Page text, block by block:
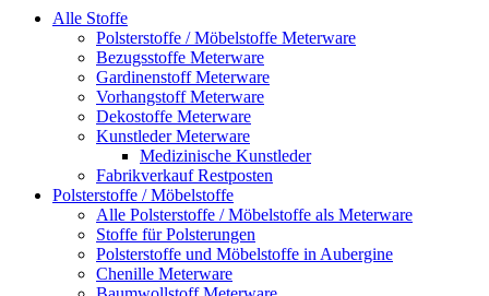
Alle Stoffe
Polsterstoffe / Möbelstoffe Meterware
Bezugsstoffe Meterware
Gardinenstoff Meterware
Vorhangstoff Meterware
Dekostoffe Meterware
Kunstleder Meterware
Medizinische Kunstleder
Fabrikverkauf Restposten
Polsterstoffe / Möbelstoffe
Alle Polsterstoffe / Möbelstoffe als Meterware
Stoffe für Polsterungen
Polsterstoffe und Möbelstoffe in Aubergine
Chenille Meterware